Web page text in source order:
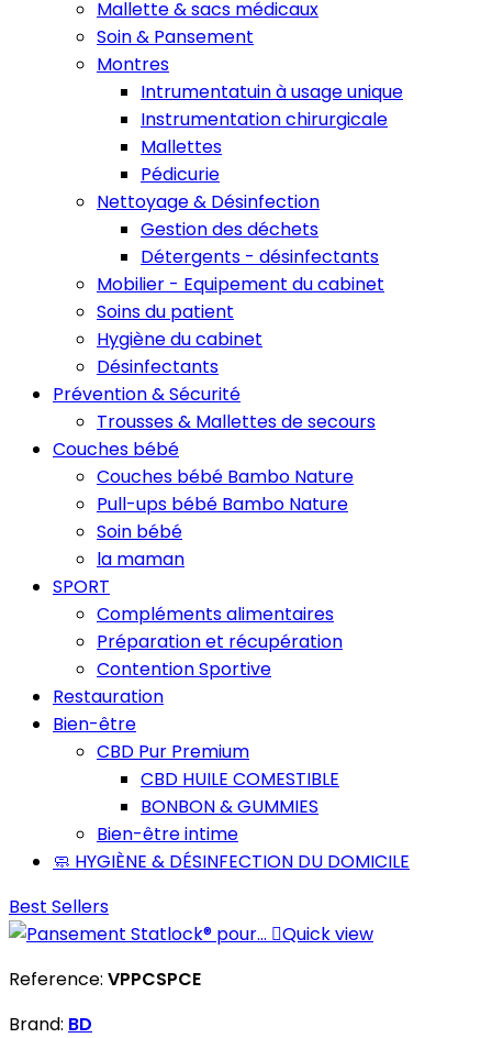
Mallette & sacs médicaux
Soin & Pansement
Montres
Intrumentatuin à usage unique
Instrumentation chirurgicale
Mallettes
Pédicurie
Nettoyage & Désinfection
Gestion des déchets
Détergents - désinfectants
Mobilier - Equipement du cabinet
Soins du patient
Hygiène du cabinet
Désinfectants
Prévention & Sécurité
Trousses & Mallettes de secours
Couches bébé
Couches bébé Bambo Nature
Pull-ups bébé Bambo Nature
Soin bébé
la maman
SPORT
Compléments alimentaires
Préparation et récupération
Contention Sportive
Restauration
Bien-être
CBD Pur Premium
CBD HUILE COMESTIBLE
BONBON & GUMMIES
Bien-être intime
🧼 HYGIÈNE & DÉSINFECTION DU DOMICILE
Best Sellers
Quick view
Reference: VPPCSPCE
Brand: BD